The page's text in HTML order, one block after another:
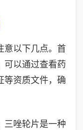
意以下几点。首
可以通过查看药
等资质文件，确
三唑轮片是一种